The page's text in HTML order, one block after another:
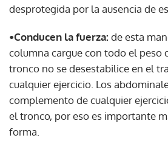
desprotegida por la ausencia de
•Conducen la fuerza: de esta
columna cargue con todo el peso
tronco no se desestabilice en el
cualquier ejercicio. Los
complemento de cualquier
el tronco, por eso es importante
forma.